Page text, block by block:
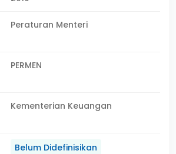
Peraturan Menteri
PERMEN
Kementerian Keuangan
Belum Didefinisikan